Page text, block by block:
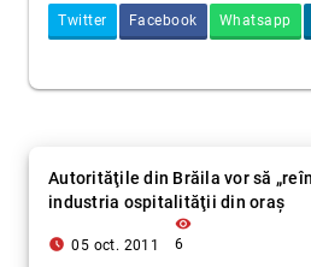
Twitter Facebook Whatsapp
Autorităţile din Brăila vor să
industria ospitalităţii din oraş
access_time_filled 05 oct. 2011
visibility
6